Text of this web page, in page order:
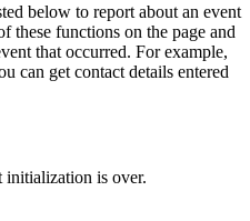
below to report about an event
these functions on the page and
that occurred. For example,
can get contact details entered
initialization is over.